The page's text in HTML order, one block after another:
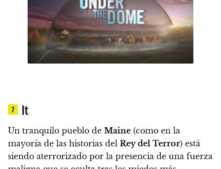
7 It
Un tranquilo pueblo de Maine (como en la
mayoría de las historias del Rey del Terror) está
siendo aterrorizado por la presencia de una fuerza